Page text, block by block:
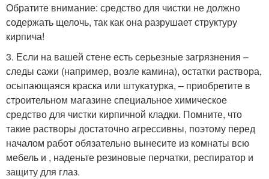
Обратите внимание: средство для чистки не должно
содержать щелочь, так как она разрушает структуру
кирпича!
3. Если на вашей стене есть серьезные загрязнения –
следы сажи (например, возле камина), остатки раствора,
осыпающаяся краска или штукатурка, – приобретите в
строительном магазине специальное химическое
средство для чистки кирпичной кладки. Помните, что
такие растворы достаточно агрессивны, поэтому перед
началом работ обязательно вынесите из комнаты всю
мебель и , наденьте резиновые перчатки, респиратор и
защиту для глаз.